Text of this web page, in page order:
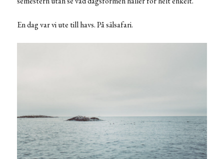
En dag var vi ute till havs. På sälsafari.